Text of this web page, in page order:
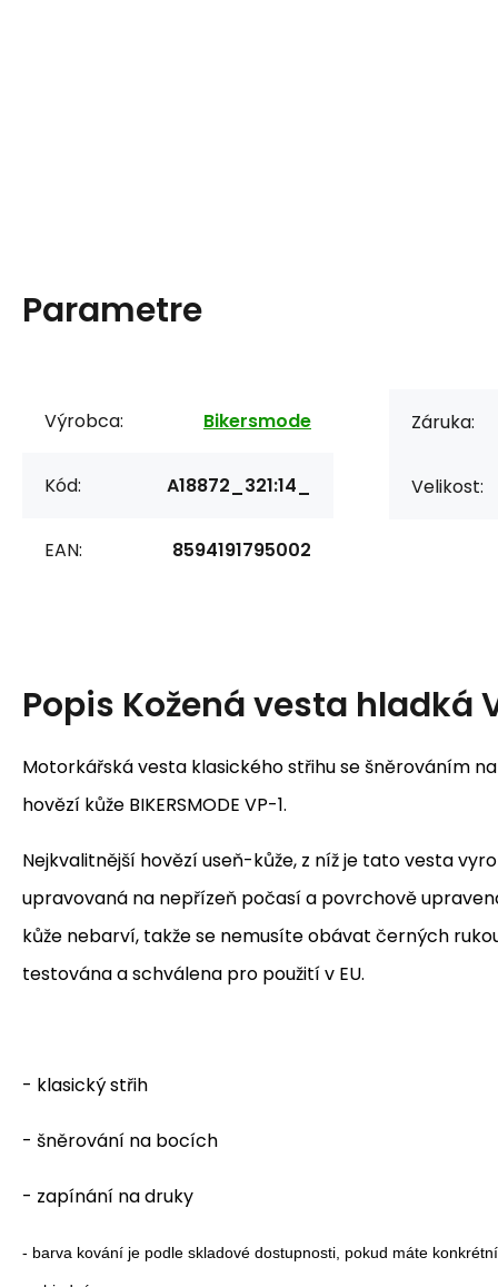
Parametre
Výrobca: Bikersmode
Kód: A18872_321:14_
EAN: 8594191795002
Záruka:
Velikost:
Popis Kožená vesta hladká
Motorkářská vesta klasického střihu se šněrováním
hovězí kůže BIKERSMODE VP-1.
Nejkvalitnější hovězí useň-kůže, z níž je tato vesta
upravovaná na nepřízeň počasí a povrchově
kůže nebarví, takže se nemusíte obávat černých
testována a schválena pro použití v EU.
- klasický střih
- šněrování na bocích
- zapínání na druky
- barva kování je podle skladové dostupnosti, pokud máte